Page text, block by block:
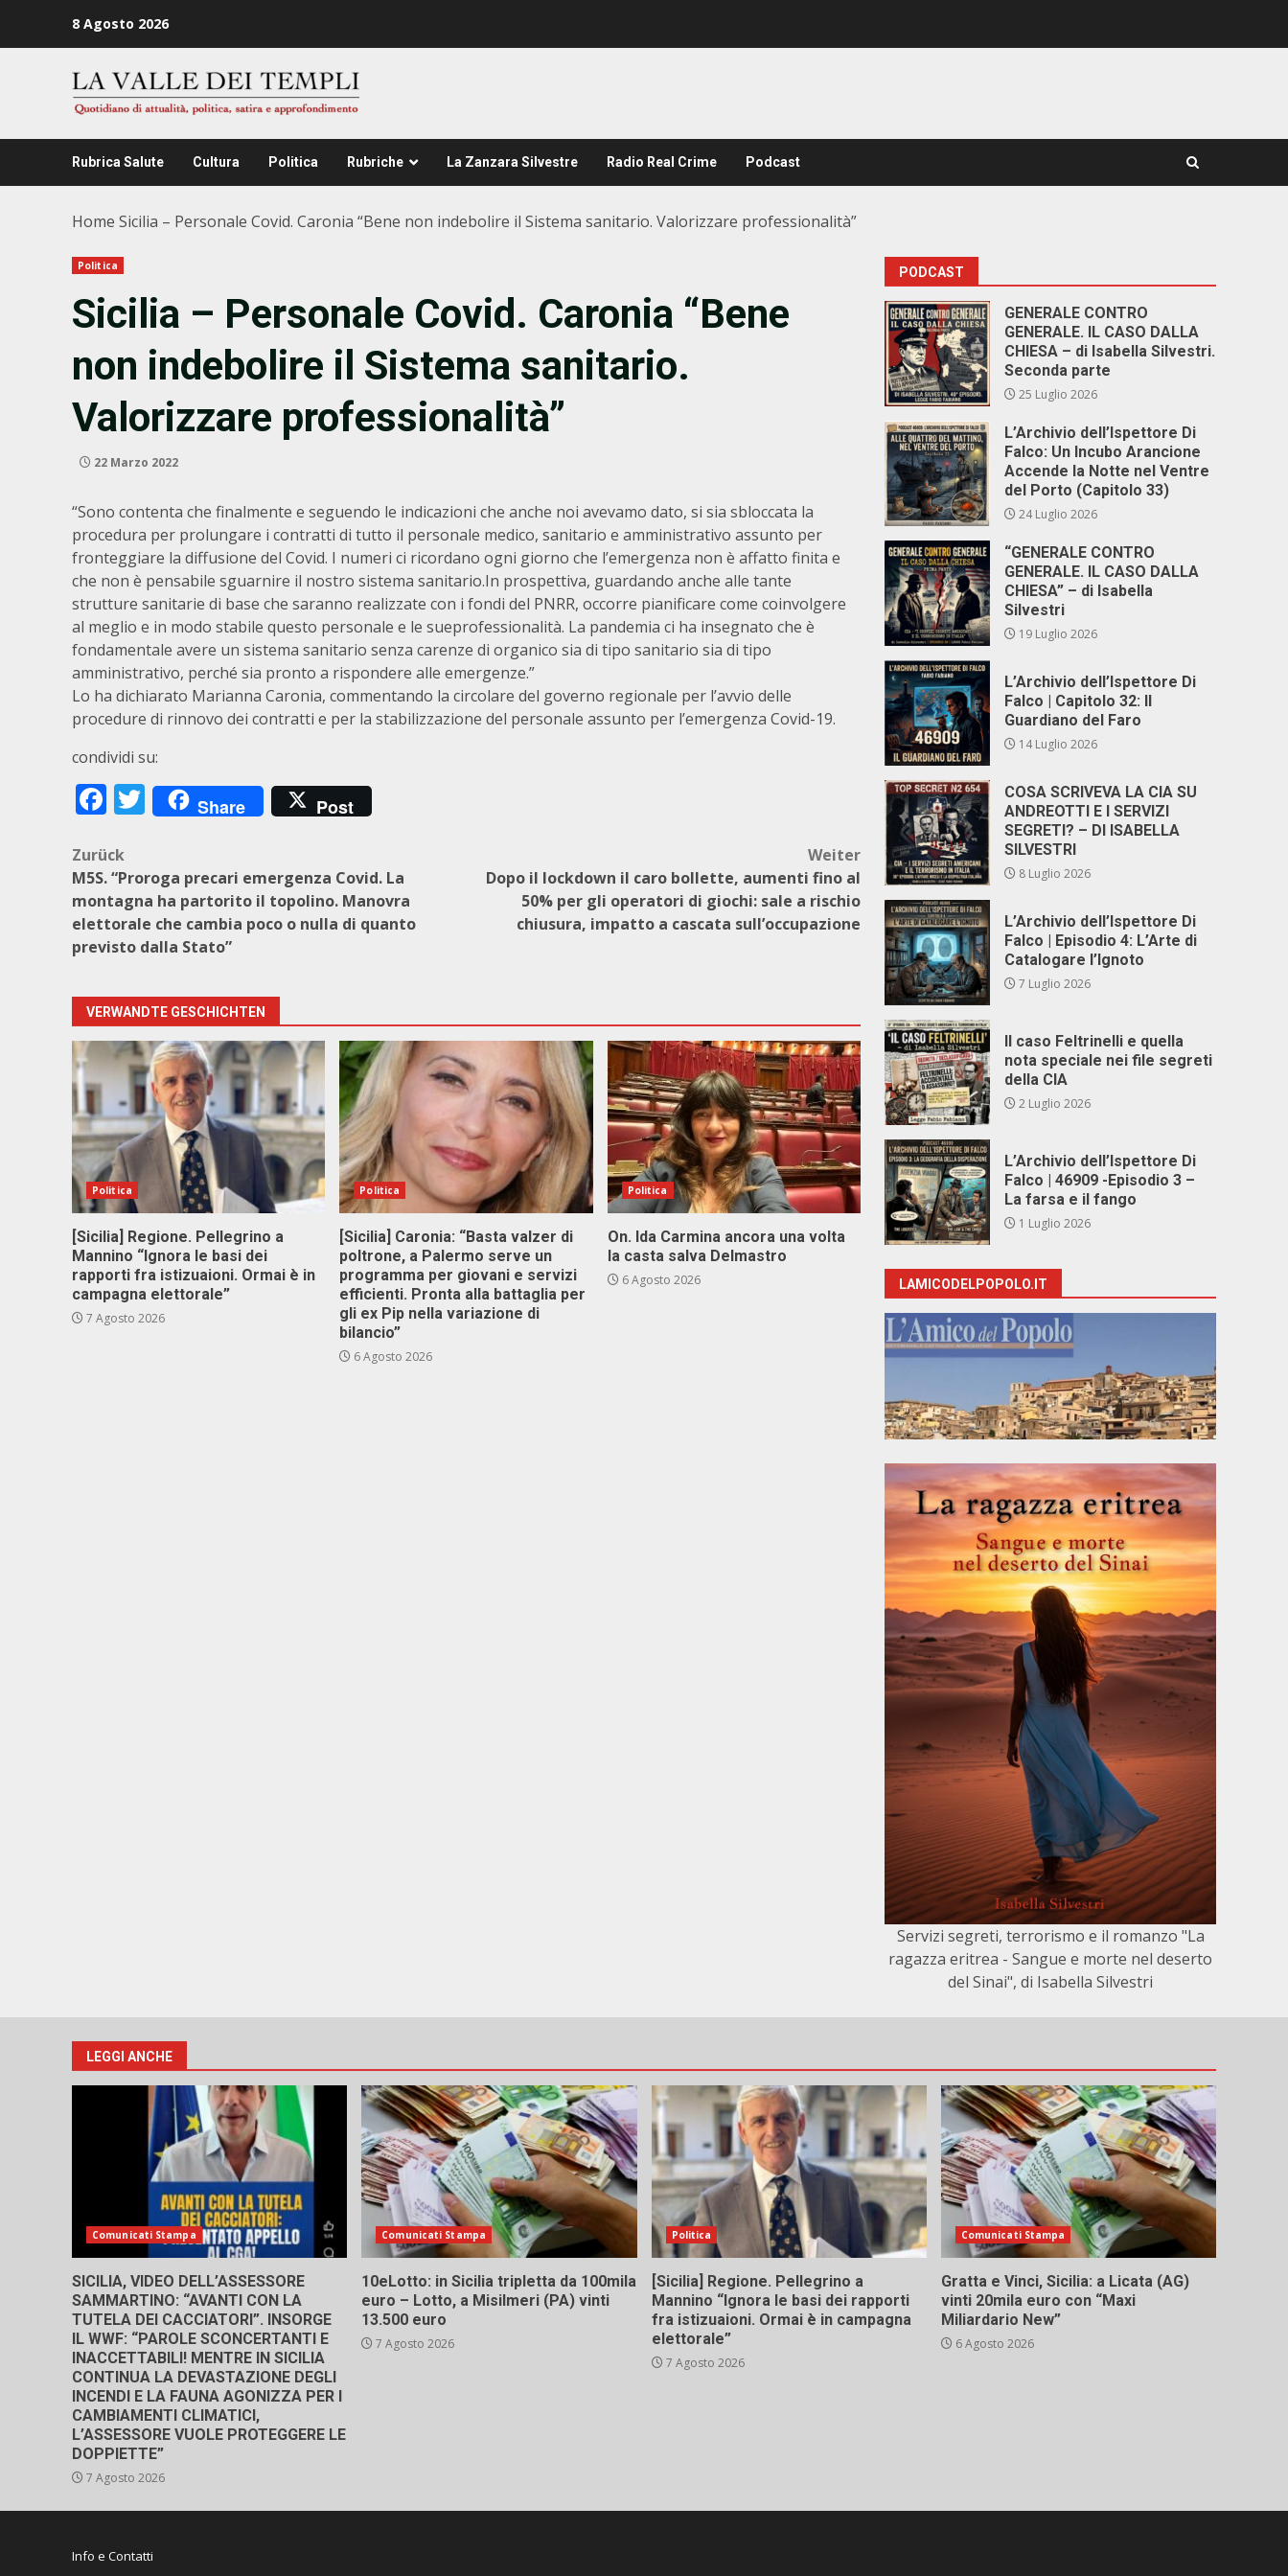
8 Agosto 2026
Rubrica Salute Cultura Politica Rubriche La Zanzara Silvestre Radio Real Crime Podcast
Home Sicilia – Personale Covid. Caronia “Bene non indebolire il Sistema sanitario. Valorizzare professionalità”
Politica
Sicilia – Personale Covid. Caronia “Bene
non indebolire il Sistema sanitario.
Valorizzare professionalità”
22 Marzo 2022
“Sono contenta che finalmente e seguendo le indicazioni che anche noi avevamo dato, si sia sbloccata la
procedura per prolungare i contratti di tutto il personale medico, sanitario e amministrativo assunto per
fronteggiare la diffusione del Covid. I numeri ci ricordano ogni giorno che l’emergenza non è affatto finita e
che non è pensabile sguarnire il nostro sistema sanitario.In prospettiva, guardando anche alle tante
strutture sanitarie di base che saranno realizzate con i fondi del PNRR, occorre pianificare come coinvolgere
al meglio e in modo stabile questo personale e le sueprofessionalità. La pandemia ci ha insegnato che è
fondamentale avere un sistema sanitario senza carenze di organico sia di tipo sanitario sia di tipo
amministrativo, perché sia pronto a rispondere alle emergenze.”
Lo ha dichiarato Marianna Caronia, commentando la circolare del governo regionale per l’avvio delle
procedure di rinnovo dei contratti e per la stabilizzazione del personale assunto per l’emergenza Covid-19.
condividi su:
Facebook
Twitter
Share Post
Beitragsnavigation
Zurück
M5S. “Proroga precari emergenza Covid. La
montagna ha partorito il topolino. Manovra
elettorale che cambia poco o nulla di quanto
previsto dalla Stato”
Weiter
Dopo il lockdown il caro bollette, aumenti fino al
50% per gli operatori di giochi: sale a rischio
chiusura, impatto a cascata sull’occupazione
VERWANDTE GESCHICHTEN
Politica
[Sicilia] Regione. Pellegrino a
Mannino “Ignora le basi dei
rapporti fra istizuaioni. Ormai è in
campagna elettorale”
7 Agosto 2026
Politica
[Sicilia] Caronia: “Basta valzer di
poltrone, a Palermo serve un
programma per giovani e servizi
efficienti. Pronta alla battaglia per
gli ex Pip nella variazione di
bilancio”
6 Agosto 2026
Politica
On. Ida Carmina ancora una volta
la casta salva Delmastro
6 Agosto 2026
PODCAST
GENERALE CONTRO
GENERALE. IL CASO DALLA
CHIESA – di Isabella Silvestri.
Seconda parte
25 Luglio 2026
L’Archivio dell’Ispettore Di
Falco: Un Incubo Arancione
Accende la Notte nel Ventre
del Porto (Capitolo 33)
24 Luglio 2026
“GENERALE CONTRO
GENERALE. IL CASO DALLA
CHIESA” – di Isabella
Silvestri
19 Luglio 2026
L’Archivio dell’Ispettore Di
Falco | Capitolo 32: Il
Guardiano del Faro
14 Luglio 2026
COSA SCRIVEVA LA CIA SU
ANDREOTTI E I SERVIZI
SEGRETI? – DI ISABELLA
SILVESTRI
8 Luglio 2026
L’Archivio dell’Ispettore Di
Falco | Episodio 4: L’Arte di
Catalogare l’Ignoto
7 Luglio 2026
Il caso Feltrinelli e quella
nota speciale nei file segreti
della CIA
2 Luglio 2026
L’Archivio dell’Ispettore Di
Falco | 46909 -Episodio 3 –
La farsa e il fango
1 Luglio 2026
LAMICODELPOPOLO.IT
Servizi segreti, terrorismo e il romanzo "La
ragazza eritrea - Sangue e morte nel deserto
del Sinai", di Isabella Silvestri
LEGGI ANCHE
Comunicati Stampa
SICILIA, VIDEO DELL’ASSESSORE
SAMMARTINO: “AVANTI CON LA
TUTELA DEI CACCIATORI”. INSORGE
IL WWF: “PAROLE SCONCERTANTI E
INACCETTABILI! MENTRE IN SICILIA
CONTINUA LA DEVASTAZIONE DEGLI
INCENDI E LA FAUNA AGONIZZA PER I
CAMBIAMENTI CLIMATICI,
L’ASSESSORE VUOLE PROTEGGERE LE
DOPPIETTE”
7 Agosto 2026
Comunicati Stampa
10eLotto: in Sicilia tripletta da 100mila
euro – Lotto, a Misilmeri (PA) vinti
13.500 euro
7 Agosto 2026
Politica
[Sicilia] Regione. Pellegrino a
Mannino “Ignora le basi dei rapporti
fra istizuaioni. Ormai è in campagna
elettorale”
7 Agosto 2026
Comunicati Stampa
Gratta e Vinci, Sicilia: a Licata (AG)
vinti 20mila euro con “Maxi
Miliardario New”
6 Agosto 2026
Info e Contatti